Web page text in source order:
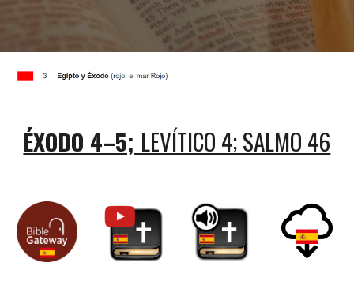
ÉXODO 4–5; LEVÍTICO 4; SALMO 46